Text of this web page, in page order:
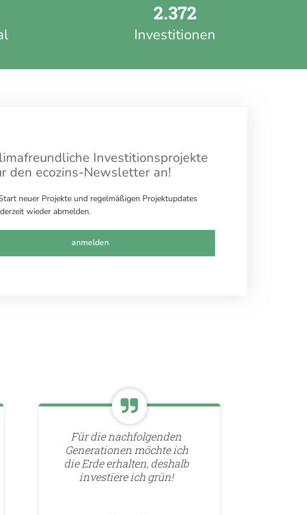
2.372
Investitionen
Investitionsprojekte
den ecozins-Newsletter an!
neuer Projekte und regelmäßigen Projektupdates
wieder abmelden.
anmelden
Für die nachfolgenden
Generationen möchte ich
die Erde erhalten, deshalb
investiere ich grün!